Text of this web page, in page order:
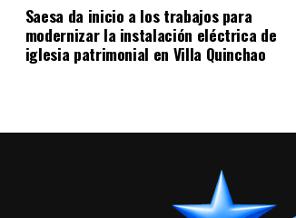
Saesa da inicio a los trabajos para
modernizar la instalación eléctrica de
iglesia patrimonial en Villa Quinchao